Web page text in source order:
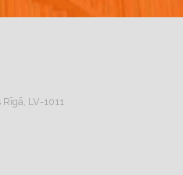
LV-1011